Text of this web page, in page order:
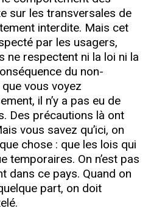
sur les transversales de
interdite. Mais cet
par les usagers,
ne respectent ni la loi ni la
du non-
vous voyez
il n’y a pas eu de
Des précautions là ont
vous savez qu’ici, on
chose : que les lois qui
temporaires. On n’est pas
dans ce pays. Quand on
part, on doit